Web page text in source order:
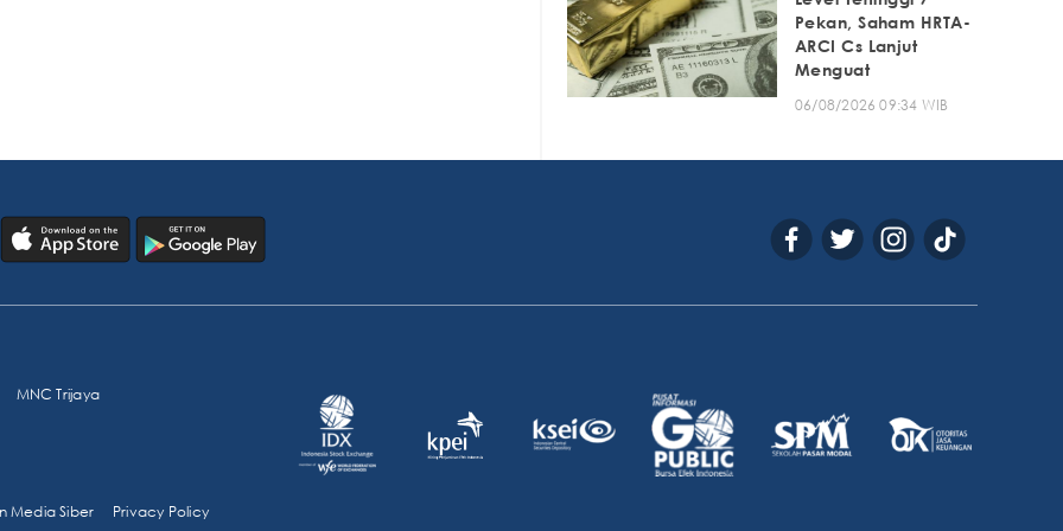
Pekan, Saham HRTA-
ARCI Cs Lanjut
Menguat
06/08/2026 09:34 WIB
MNC Trijaya
Media Siber Privacy Policy